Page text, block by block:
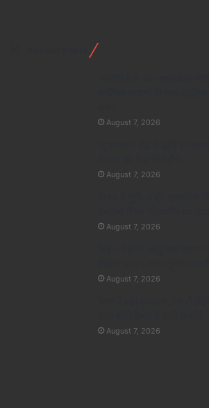
August 7, 2026
August 7, 2026
August 7, 2026
August 7, 2026
August 7, 2026